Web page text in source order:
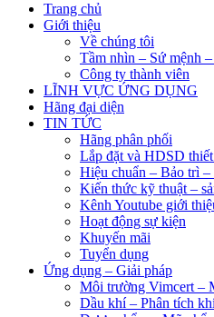
Trang chủ
Giới thiệu
Về chúng tôi
Tầm nhìn – Sứ mệnh
Công ty thành viên
LĨNH VỰC ỨNG DỤNG
Hãng đại diện
TIN TỨC
Hãng phân phối
Lắp đặt và HDSD
Hiệu chuẩn – Bảo trì –
Kiến thức kỹ thuật –
Kênh Youtube giới
Hoạt động sự kiện
Khuyến mãi
Tuyển dụng
Ứng dụng – Giải pháp
Môi trường Vimcert –
Dầu khí – Phân tích